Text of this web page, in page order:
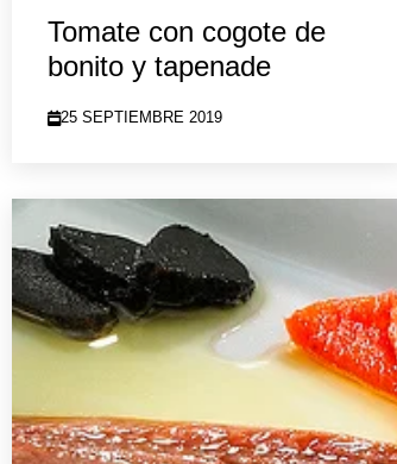
Tomate con cogote de
bonito y tapenade
25 SEPTIEMBRE 2019